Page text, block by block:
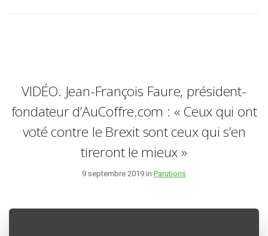
VIDÉO. Jean-François Faure, président-
fondateur d’AuCoffre.com : « Ceux qui ont
voté contre le Brexit sont ceux qui s’en
tireront le mieux »
9 septembre 2019 in Parutions